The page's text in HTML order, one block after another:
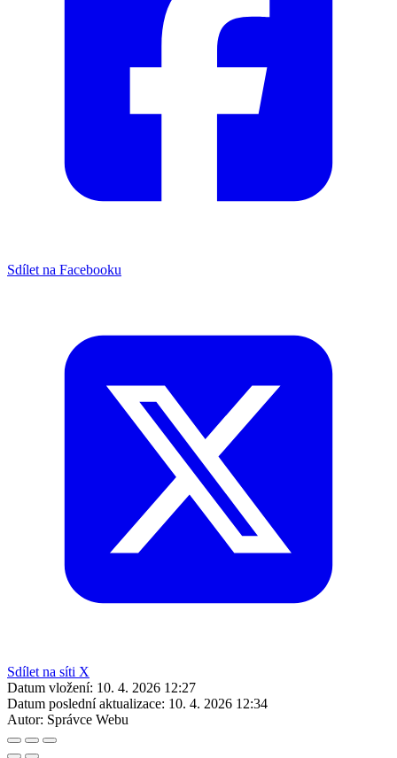
Sdílet na Facebooku
Sdílet na síti X
Datum vložení: 10. 4. 2026 12:27
Datum poslední aktualizace: 10. 4. 2026 12:34
Autor: Správce Webu